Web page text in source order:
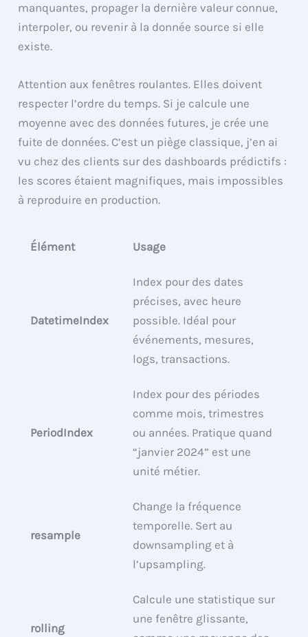
manquantes, propager la dernière valeur connue,
interpoler, ou revenir à la donnée source si elle
existe.
Attention aux fenêtres roulantes. Elles doivent
respecter l’ordre du temps. Si je calcule une
moyenne avec des données futures, je crée une
fuite de données. C’est un piège classique, j’en ai
vu chez des clients sur des dashboards prédictifs :
les scores étaient magnifiques, mais impossibles
à reproduire en production.
Élément Usage
DatetimeIndex
Index pour des dates
précises, avec heure
possible. Idéal pour
événements, mesures,
logs, transactions.
PeriodIndex
Index pour des périodes
comme mois, trimestres
ou années. Pratique quand
“janvier 2024” est une
unité métier.
resample
Change la fréquence
temporelle. Sert au
downsampling et à
l’upsampling.
rolling
Calcule une statistique sur
une fenêtre glissante,